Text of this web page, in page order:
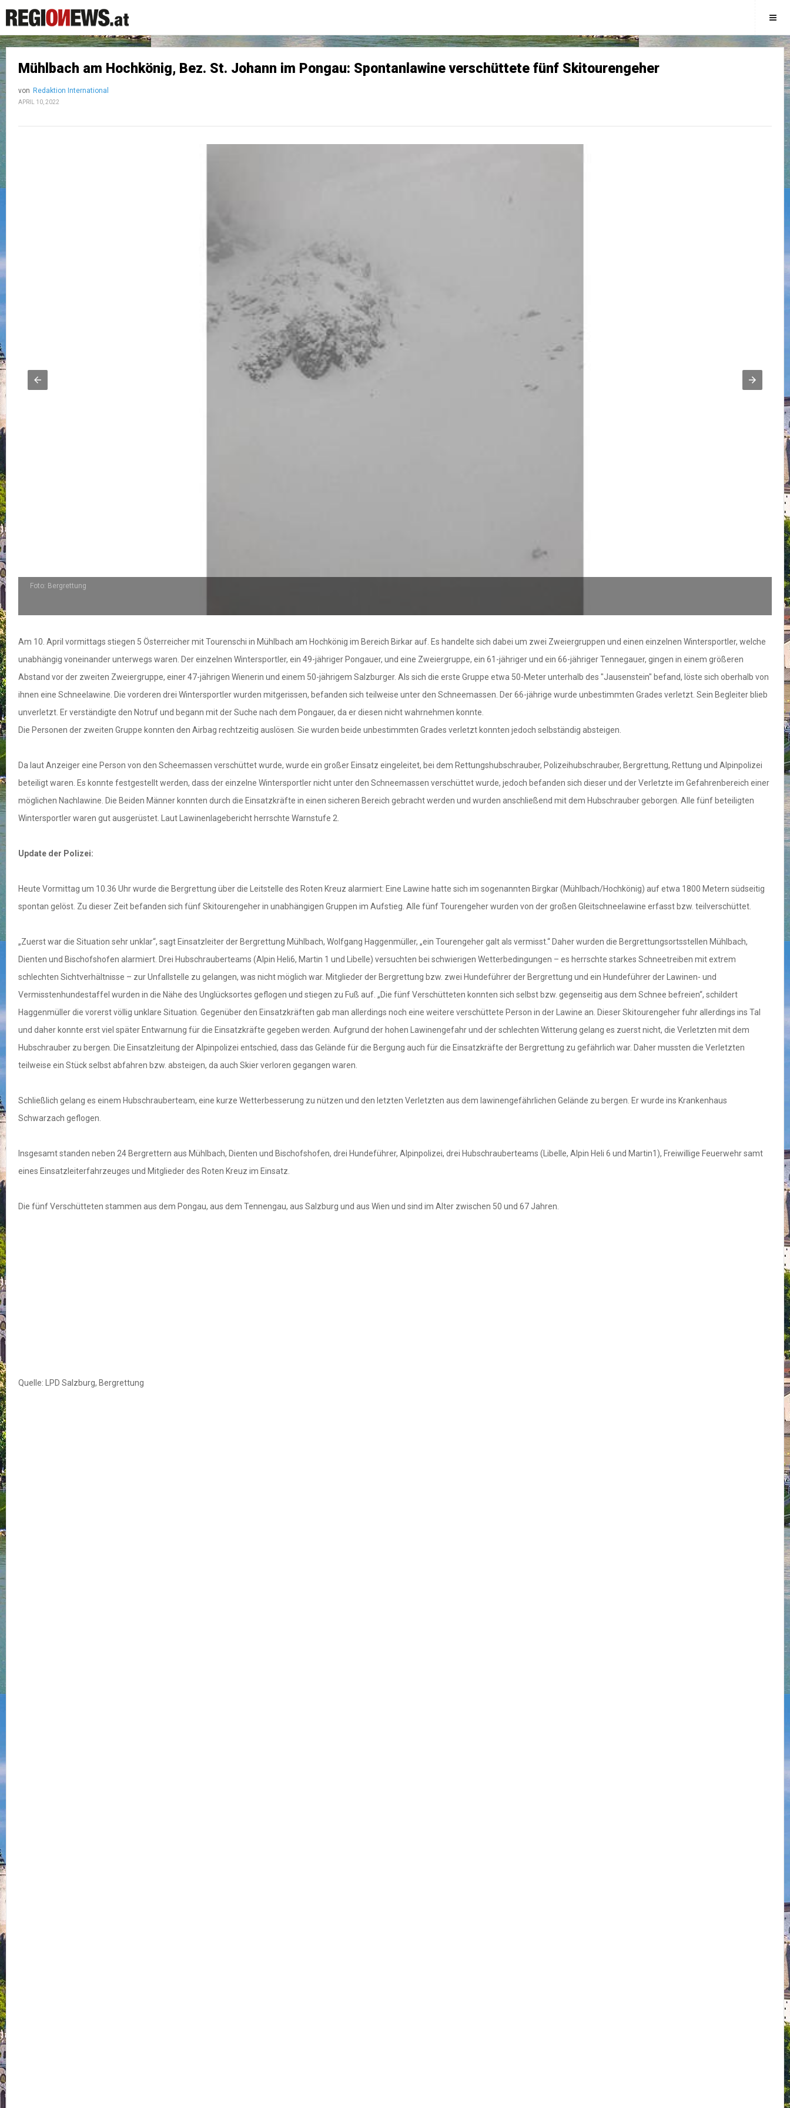
Mühlbach am Hochkönig, Bez. St. Johann im Pongau: Spontanlawine verschüttete fünf Skitourengeher
von Redaktion International
APRIL 10, 2022
Am 10. April vormittags stiegen 5 Österreicher mit Tourenschi in Mühlbach am Hochkönig im Bereich Birkar auf. Es handelte sich dabei um zwei Zweiergruppen und einen einzelnen Wintersportler, welche
unabhängig voneinander unterwegs waren. Der einzelnen Wintersportler, ein 49-jähriger Pongauer, und eine Zweiergruppe, ein 61-jähriger und ein 66-jähriger Tennegauer, gingen in einem größeren
Abstand vor der zweiten Zweiergruppe, einer 47-jährigen Wienerin und einem 50-jährigem Salzburger. Als sich die erste Gruppe etwa 50-Meter unterhalb des "Jausenstein" befand, löste sich oberhalb von
ihnen eine Schneelawine. Die vorderen drei Wintersportler wurden mitgerissen, befanden sich teilweise unter den Schneemassen. Der 66-jährige wurde unbestimmten Grades verletzt. Sein Begleiter blieb
unverletzt. Er verständigte den Notruf und begann mit der Suche nach dem Pongauer, da er diesen nicht wahrnehmen konnte.
Die Personen der zweiten Gruppe konnten den Airbag rechtzeitig auslösen. Sie wurden beide unbestimmten Grades verletzt konnten jedoch selbständig absteigen.
Da laut Anzeiger eine Person von den Scheemassen verschüttet wurde, wurde ein großer Einsatz eingeleitet, bei dem Rettungshubschrauber, Polizeihubschrauber, Bergrettung, Rettung und Alpinpolizei
beteiligt waren. Es konnte festgestellt werden, dass der einzelne Wintersportler nicht unter den Schneemassen verschüttet wurde, jedoch befanden sich dieser und der Verletzte im Gefahrenbereich einer
möglichen Nachlawine. Die Beiden Männer konnten durch die Einsatzkräfte in einen sicheren Bereich gebracht werden und wurden anschließend mit dem Hubschrauber geborgen. Alle fünf beteiligten
Wintersportler waren gut ausgerüstet. Laut Lawinenlagebericht herrschte Warnstufe 2.
Update der Polizei:
Heute Vormittag um 10.36 Uhr wurde die Bergrettung über die Leitstelle des Roten Kreuz alarmiert: Eine Lawine hatte sich im sogenannten Birgkar (Mühlbach/Hochkönig) auf etwa 1800 Metern südseitig
spontan gelöst. Zu dieser Zeit befanden sich fünf Skitourengeher in unabhängigen Gruppen im Aufstieg. Alle fünf Tourengeher wurden von der großen Gleitschneelawine erfasst bzw. teilverschüttet.
„Zuerst war die Situation sehr unklar“, sagt Einsatzleiter der Bergrettung Mühlbach, Wolfgang Haggenmüller, „ein Tourengeher galt als vermisst.“ Daher wurden die Bergrettungsortsstellen Mühlbach,
Dienten und Bischofshofen alarmiert. Drei Hubschrauberteams (Alpin Heli6, Martin 1 und Libelle) versuchten bei schwierigen Wetterbedingungen – es herrschte starkes Schneetreiben mit extrem
schlechten Sichtverhältnisse – zur Unfallstelle zu gelangen, was nicht möglich war. Mitglieder der Bergrettung bzw. zwei Hundeführer der Bergrettung und ein Hundeführer der Lawinen- und
Vermisstenhundestaffel wurden in die Nähe des Unglücksortes geflogen und stiegen zu Fuß auf. „Die fünf Verschütteten konnten sich selbst bzw. gegenseitig aus dem Schnee befreien“, schildert
Haggenmüller die vorerst völlig unklare Situation. Gegenüber den Einsatzkräften gab man allerdings noch eine weitere verschüttete Person in der Lawine an. Dieser Skitourengeher fuhr allerdings ins Tal
und daher konnte erst viel später Entwarnung für die Einsatzkräfte gegeben werden. Aufgrund der hohen Lawinengefahr und der schlechten Witterung gelang es zuerst nicht, die Verletzten mit dem
Hubschrauber zu bergen. Die Einsatzleitung der Alpinpolizei entschied, dass das Gelände für die Bergung auch für die Einsatzkräfte der Bergrettung zu gefährlich war. Daher mussten die Verletzten
teilweise ein Stück selbst abfahren bzw. absteigen, da auch Skier verloren gegangen waren.
Schließlich gelang es einem Hubschrauberteam, eine kurze Wetterbesserung zu nützen und den letzten Verletzten aus dem lawinengefährlichen Gelände zu bergen. Er wurde ins Krankenhaus
Schwarzach geflogen.
Insgesamt standen neben 24 Bergrettern aus Mühlbach, Dienten und Bischofshofen, drei Hundeführer, Alpinpolizei, drei Hubschrauberteams (Libelle, Alpin Heli 6 und Martin1), Freiwillige Feuerwehr samt
eines Einsatzleiterfahrzeuges und Mitglieder des Roten Kreuz im Einsatz.
Die fünf Verschütteten stammen aus dem Pongau, aus dem Tennengau, aus Salzburg und aus Wien und sind im Alter zwischen 50 und 67 Jahren.
Quelle: LPD Salzburg, Bergrettung